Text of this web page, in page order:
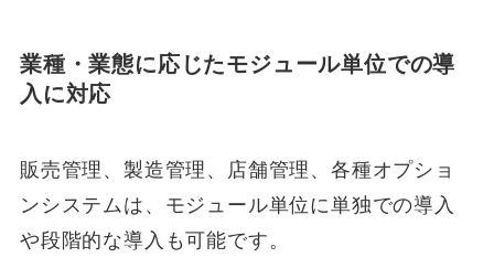
業種・業態に応じたモジュール単位での導
入に対応
販売管理、製造管理、店舗管理、各種オプショ
ンシステムは、モジュール単位に単独での導入
や段階的な導入も可能です。